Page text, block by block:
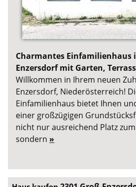
Charmantes Einfamilienhaus
Enzersdorf mit Garten,
Willkommen in Ihrem neuen
Enzersdorf, Niederösterreich!
Einfamilienhaus bietet Ihnen
einer großzügigen
nicht nur ausreichend Platz
sondern »